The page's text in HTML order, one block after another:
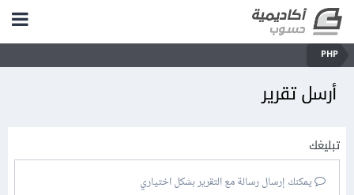
PHP
أرسل تقرير
تبليغك
يمكنك إرسال رسالة مع التقرير بشكل اختياري